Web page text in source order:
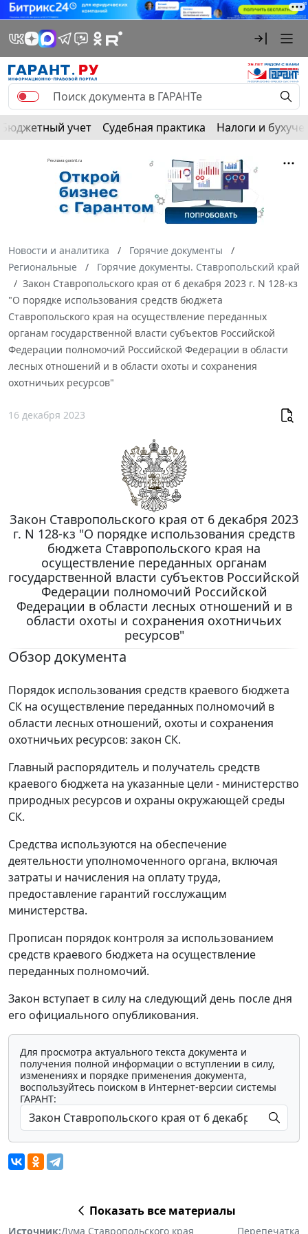
Бюджетный учет Судебная практика Налоги и
Новости и аналитика
Горячие документы
Региональные
Горячие документы. Ставропольский край
Закон Ставропольского края от 6 декабря 2023 г. N 128-кз
"О порядке использования средств бюджета
Ставропольского края на осуществление переданных
органам государственной власти субъектов Российской
Федерации полномочий Российской Федерации в области
лесных отношений и в области охоты и сохранения
охотничьих ресурсов"
16 декабря 2023
Закон Ставропольского края от 6 декабря 2023
г. N 128-кз "О порядке использования средств
бюджета Ставропольского края на
осуществление переданных органам
государственной власти субъектов Российской
Федерации полномочий Российской
Федерации в области лесных отношений и в
области охоты и сохранения охотничьих
ресурсов"
Обзор документа
Порядок использования средств краевого бюджета
СК на осуществление переданных полномочий в
области лесных отношений, охоты и сохранения
охотничьих ресурсов: закон СК.
Главный распорядитель и получатель средств
краевого бюджета на указанные цели - министерство
природных ресурсов и охраны окружающей среды
СК.
Средства используются на обеспечение
деятельности уполномоченного органа, включая
затраты и начисления на оплату труда,
предоставление гарантий госслужащим
министерства.
Прописан порядок контроля за использованием
средств краевого бюджета на осуществление
переданных полномочий.
Закон вступает в силу на следующий день после дня
его официального опубликования.
Для просмотра актуального текста документа и
получения полной информации о вступлении в силу,
изменениях и порядке применения документа,
воспользуйтесь поиском в Интернет-версии системы
ГАРАНТ:
Показать все материалы
Источник:Дума Ставропольского края Перепечатка